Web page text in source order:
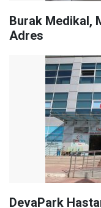
Burak Medikal,
Adres
DevaPark